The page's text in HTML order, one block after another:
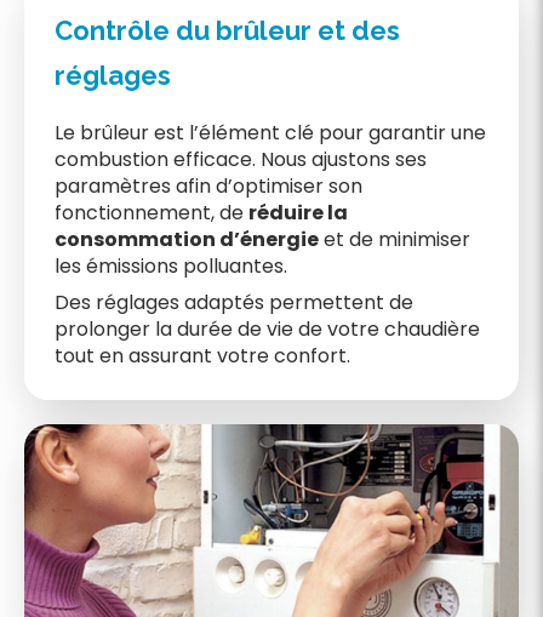
Contrôle du brûleur et des
réglages
Le brûleur est l’élément clé pour garantir une
combustion efficace. Nous ajustons ses
paramètres afin d’optimiser son
fonctionnement, de réduire la
consommation d’énergieet de minimiser
les émissions polluantes.
Des réglages adaptés permettent de
prolonger la durée de vie de votre chaudière
tout en assurant votre confort.